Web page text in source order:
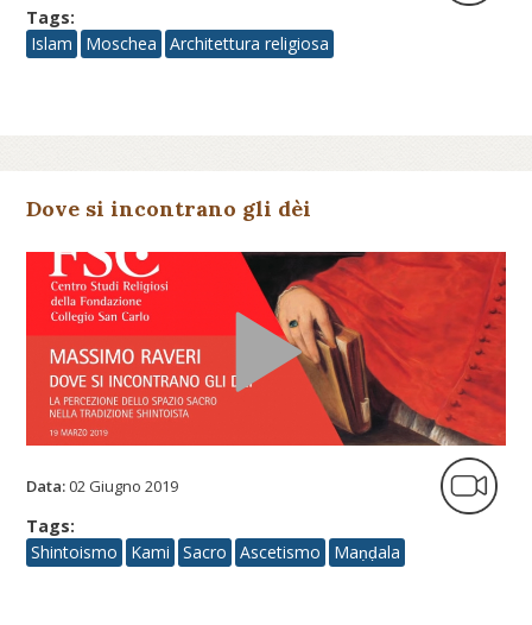
Tags:
Islam
Moschea Architettura religiosa
Dove si incontrano gli dèi
Data:02 Giugno 2019
Tags:
Shintoismo
Kami Sacro Ascetismo Maṇḍala